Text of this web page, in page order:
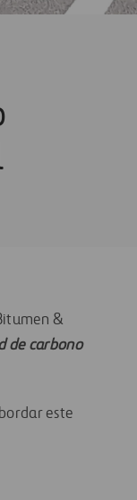
&
de carbono
este